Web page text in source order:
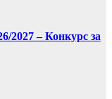
2027 – Конкурс за